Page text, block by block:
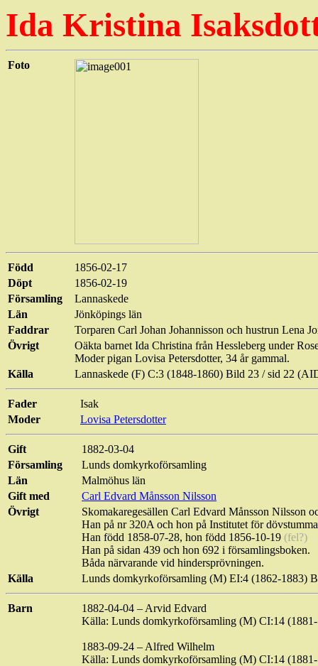
Ida Kristina
Foto
Född
1856-02-17
Döpt
1856-02-19
Församling
Lannaskede
Län
Jönköpings län
Faddrar
Torparen Carl Johan Johannisson och hustrun Lena
Övrigt
Oäkta barnet Ida Christina från Hessleberg under
Moder pigan Lovisa Petersdotter, 34 år gammal.
Källa
Lannaskede (F) C:3 (1848-1860) Bild 23 /sid 22
Fader
Isak
Moder
Lovisa Petersdotter
Gift
1882-03-04
Församling
Lunds domkyrkoförsamling
Län
Malmöhus län
Gift med
Carl Edvard Månsson Nilsson
Övrigt
Skomakaregesällen Carl Edvard Månsson Nilsson
Han på nr 320A och hon på Institutet för
Han född 1858-07-28, hon född 1856-10-19 (fel?)
Han på sidan 439 och hon 692 i församlingsboken.
Båda närvarande vid hindersprövningen.
Källa
Lunds domkyrkoförsamling (M) EI:4 (1862-1883)
Barn
1882-04-04 – Arvid Edvard
Källa: Lunds domkyrkoförsamling (M) CI:14
1883-09-24 – Alfred Wilhelm
Källa: Lunds domkyrkoförsamling (M) CI:14